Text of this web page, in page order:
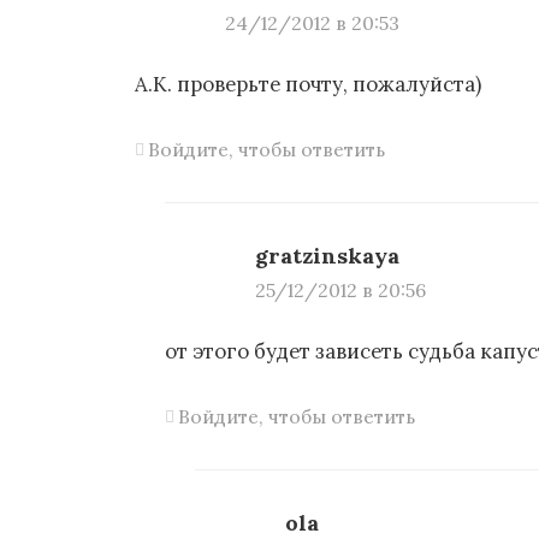
24/12/2012 в 20:53
А.К. проверьте почту, пожалуйста)
Войдите, чтобы ответить
gratzinskaya
25/12/2012 в 20:56
от этого будет зависеть судьба
Войдите, чтобы ответить
ola